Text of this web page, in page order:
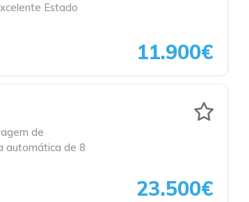
Estado
11.900€
de
automática de 8
23.500€